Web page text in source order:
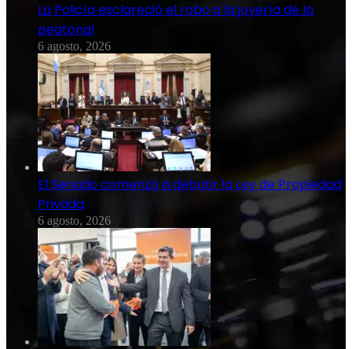
La Policía esclareció el robo a la joyería de la
peatonal
6 agosto, 2026
El Senado comenzó a debatir la Ley de Propiedad
Privada
6 agosto, 2026